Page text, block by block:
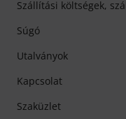
Szállítási költségek,
Súgó
Utalványok
Kapcsolat
Szaküzlet